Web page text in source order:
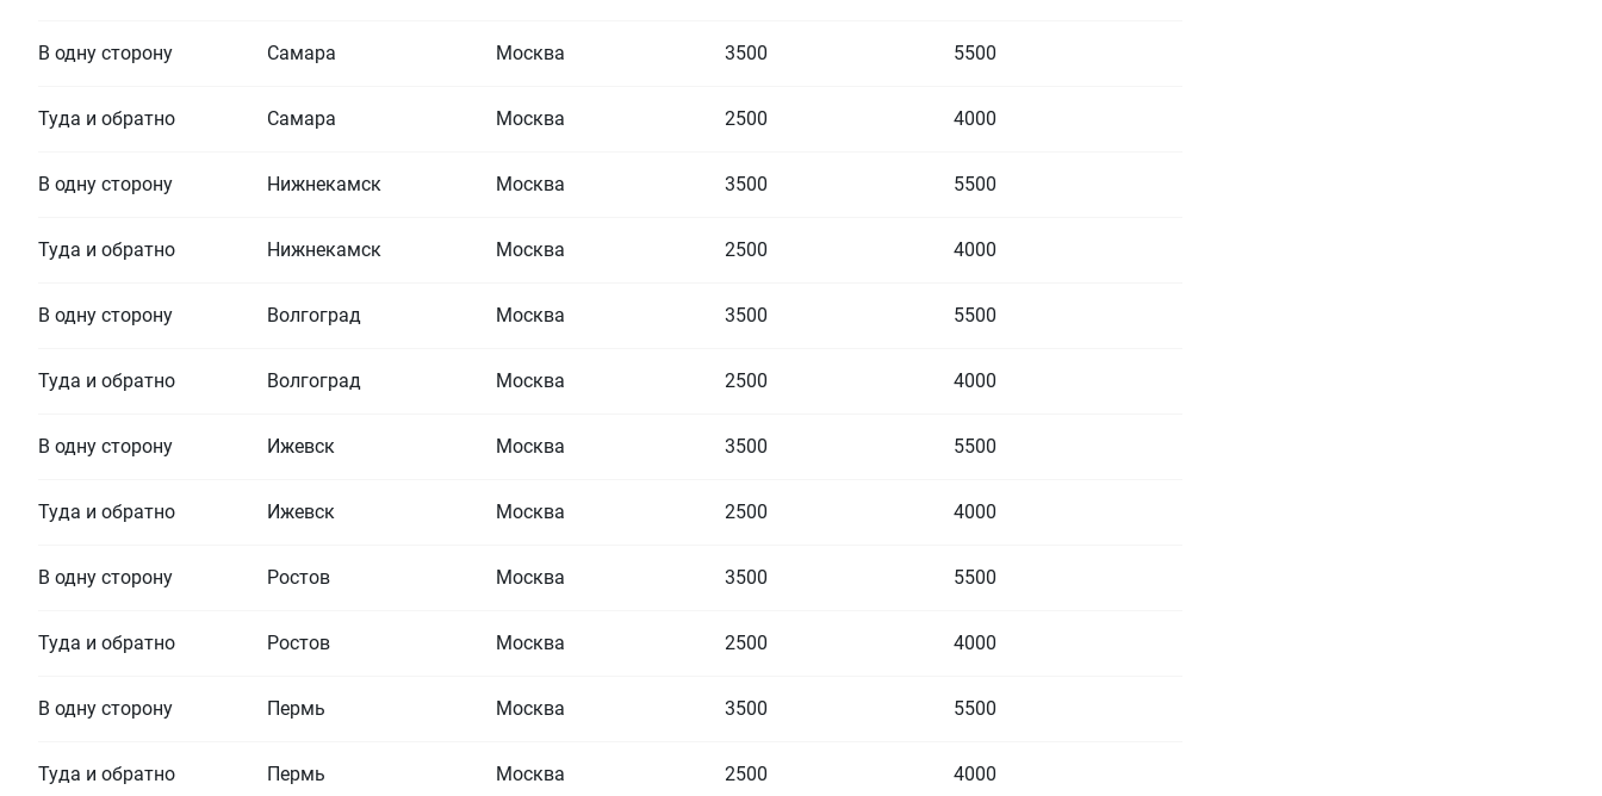
В одну сторону Самара Москва 3500 5500
Туда и обратно Самара Москва 2500 4000
В одну сторону Нижнекамск Москва 3500 5500
Туда и обратно Нижнекамск Москва 2500 4000
В одну сторону Волгоград Москва 3500 5500
Туда и обратно Волгоград Москва 2500 4000
В одну сторону Ижевск Москва 3500 5500
Туда и обратно Ижевск Москва 2500 4000
В одну сторону Ростов Москва 3500 5500
Туда и обратно Ростов Москва 2500 4000
В одну сторону Пермь Москва 3500 5500
Туда и обратно Пермь Москва 2500 4000